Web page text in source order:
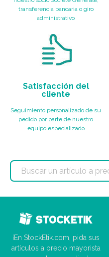
transferencia bancaria o giro
administrativo
Satisfacción del
cliente
Seguimiento personalizado de su
pedido por parte de nuestro
equipo especializado
¡En StockEtik.com, pida sus
artículos a precio mayorista